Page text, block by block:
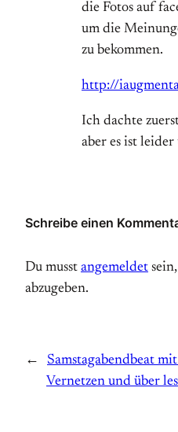
die Fotos auf
um die
zu bekommen.
http://
Ich dachte
aber es ist
Schreibe einen
Du musst angemeldet
abzugeben.
←
Samstagabendbeat
Vernetzen und über